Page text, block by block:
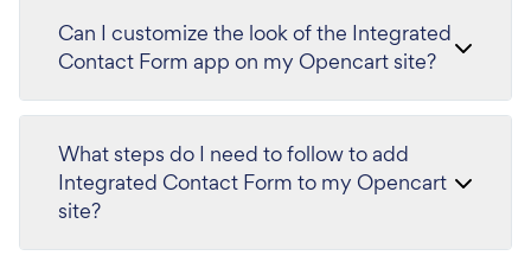
Can I customize the look of the Integrated
Contact Form app on my Opencart site?
What steps do I need to follow to add
Integrated Contact Form to my Opencart
site?